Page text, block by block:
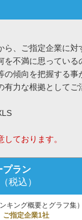
ら、ご指定企業に
を不満に思ってい
傾向を把握する事
力な根拠としてご
ております。
プラン
税込）
キング概要とグラフ集）
ご指定企業1社